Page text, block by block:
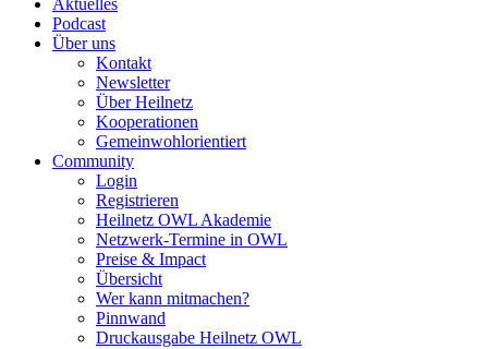
Aktuelles
Podcast
Über uns
Kontakt
Newsletter
Über Heilnetz
Kooperationen
Gemeinwohlorientiert
Community
Login
Registrieren
Heilnetz OWL Akademie
Netzwerk-Termine in OWL
Preise & Impact
Übersicht
Wer kann mitmachen?
Pinnwand
Druckausgabe Heilnetz OWL